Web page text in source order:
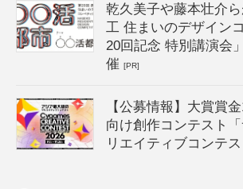
乾久美子や藤本壮介
工 住まいのデザイン
20回記念 特別講演会
催[PR]
【公募情報】大賞賞
向け創作コンテスト
リエイティブコンテ